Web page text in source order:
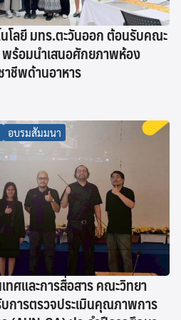
โลยี มทร.ตะวันออก ต้อนรับคณะ
ร้อมนำเสนอศักยภาพห้อง
ชีพด้านอาหาร
อบรมสัมมนา
ทศและการสื่อสาร คณะวิทยา
การตรวจประเมินคุณภาพการ